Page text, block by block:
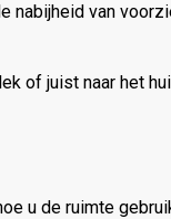
nabijheid van
of juist naar het
u de ruimte